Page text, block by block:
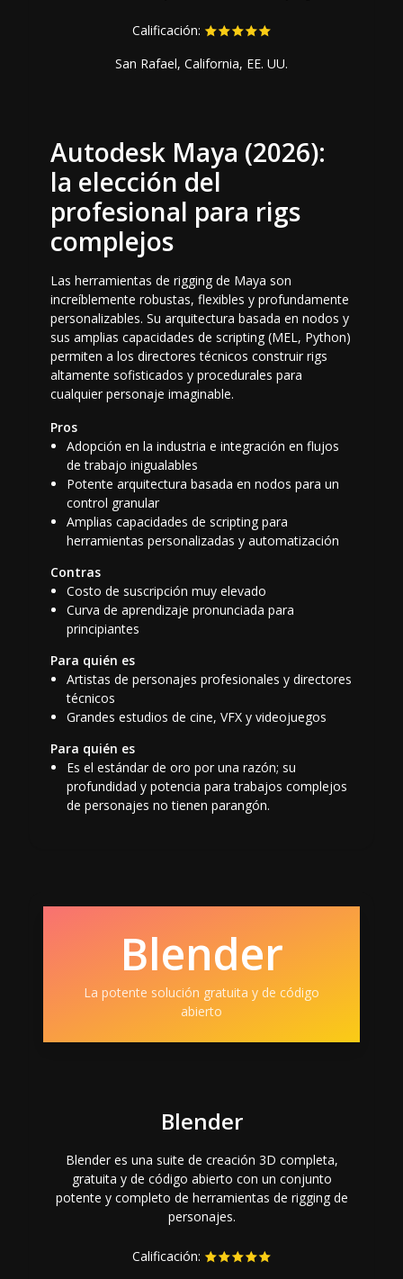
Calificación:
San Rafael, California, EE. UU.
Autodesk Maya (2026):
la elección del
profesional para rigs
complejos
Las herramientas de rigging de Maya son
increíblemente robustas, flexibles y profundamente
personalizables. Su arquitectura basada en nodos y
sus amplias capacidades de scripting (MEL, Python)
permiten a los directores técnicos construir rigs
altamente sofisticados y procedurales para
cualquier personaje imaginable.
Pros
Adopción en la industria e integración en flujos
de trabajo inigualables
Potente arquitectura basada en nodos para un
control granular
Amplias capacidades de scripting para
herramientas personalizadas y automatización
Contras
Costo de suscripción muy elevado
Curva de aprendizaje pronunciada para
principiantes
Para quién es
Artistas de personajes profesionales y directores
técnicos
Grandes estudios de cine, VFX y videojuegos
Para quién es
Es el estándar de oro por una razón; su
profundidad y potencia para trabajos complejos
de personajes no tienen parangón.
Blender
La potente solución gratuita y de código
abierto
Blender
Blender es una suite de creación 3D completa,
gratuita y de código abierto con un conjunto
potente y completo de herramientas de rigging de
personajes.
Calificación: